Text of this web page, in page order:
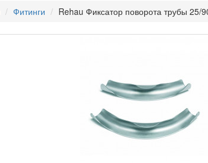
Фитинги Rehau Фиксатор поворота трубы 25/